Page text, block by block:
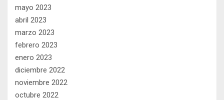
mayo 2023
abril 2023
marzo 2023
febrero 2023
enero 2023
diciembre 2022
noviembre 2022
octubre 2022